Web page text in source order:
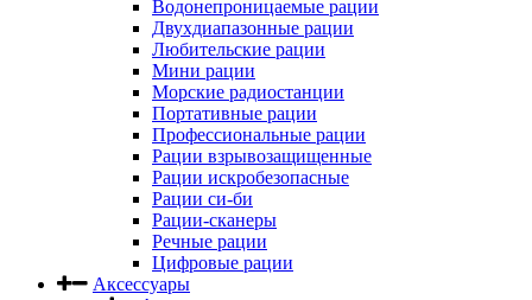
Водонепроницаемые рации
Двухдиапазонные рации
Любительские рации
Мини рации
Морские радиостанции
Портативные рации
Профессиональные рации
Рации взрывозащищенные
Рации искробезопасные
Рации си-би
Рации-сканеры
Речные рации
Цифровые рации
Аксессуары